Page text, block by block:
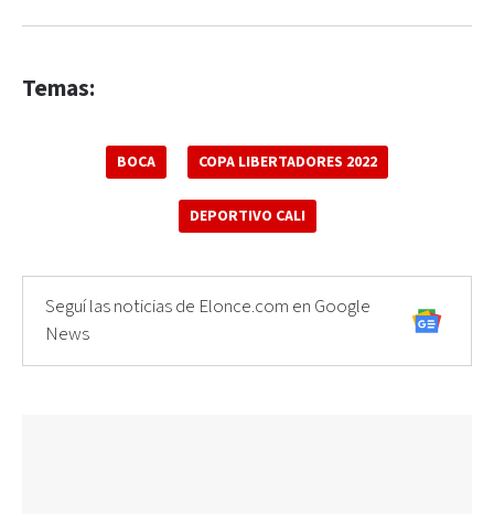
Temas:
BOCA COPA LIBERTADORES 2022
DEPORTIVO CALI
Seguí las noticias de Elonce.com en Google
News